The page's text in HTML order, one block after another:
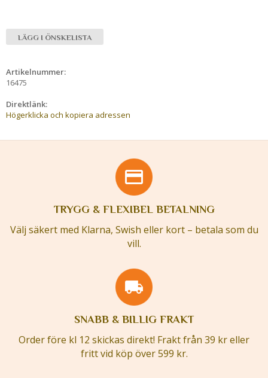
LÄGG I ÖNSKELISTA
Artikelnummer:
16475
Direktlänk:
Högerklicka och kopiera adressen
TRYGG & FLEXIBEL BETALNING
Välj säkert med Klarna, Swish eller kort – betala som du
vill.
SNABB & BILLIG FRAKT
Order före kl 12 skickas direkt! Frakt från 39 kr eller
fritt vid köp över 599 kr.